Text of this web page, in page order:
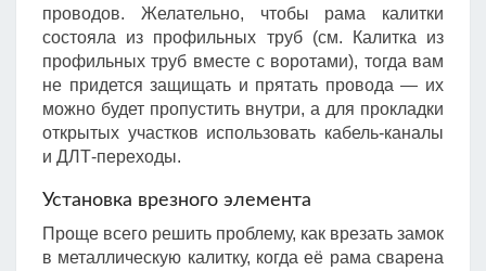
проводов. Желательно, чтобы рама калитки
состояла из профильных труб (см. Калитка из
профильных труб вместе с воротами), тогда вам
не придется защищать и прятать провода — их
можно будет пропустить внутри, а для прокладки
открытых участков использовать кабель-каналы
и ДЛТ-переходы.
Установка врезного элемента
Проще всего решить проблему, как врезать замок
в металлическую калитку, когда её рама сварена